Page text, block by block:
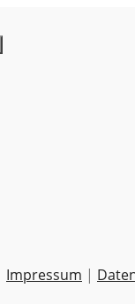
Impressum |